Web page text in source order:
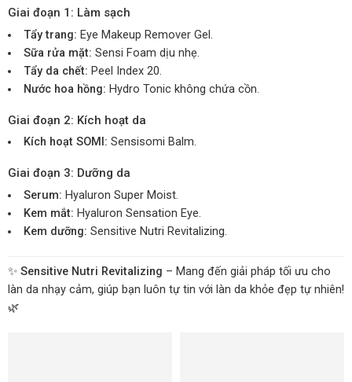
Giai đoạn 1: Làm sạch
Tẩy trang: Eye Makeup Remover Gel.
Sữa rửa mặt: Sensi Foam dịu nhẹ.
Tẩy da chết: Peel Index 20.
Nước hoa hồng: Hydro Tonic không chứa cồn.
Giai đoạn 2: Kích hoạt da
Kích hoạt SOMI: Sensisomi Balm.
Giai đoạn 3: Dưỡng da
Serum: Hyaluron Super Moist.
Kem mắt: Hyaluron Sensation Eye.
Kem dưỡng: Sensitive Nutri Revitalizing.
✨ Sensitive Nutri Revitalizing – Mang đến giải pháp tối ưu cho
làn da nhạy cảm, giúp bạn luôn tự tin với làn da khỏe đẹp tự nhiên!
🌿